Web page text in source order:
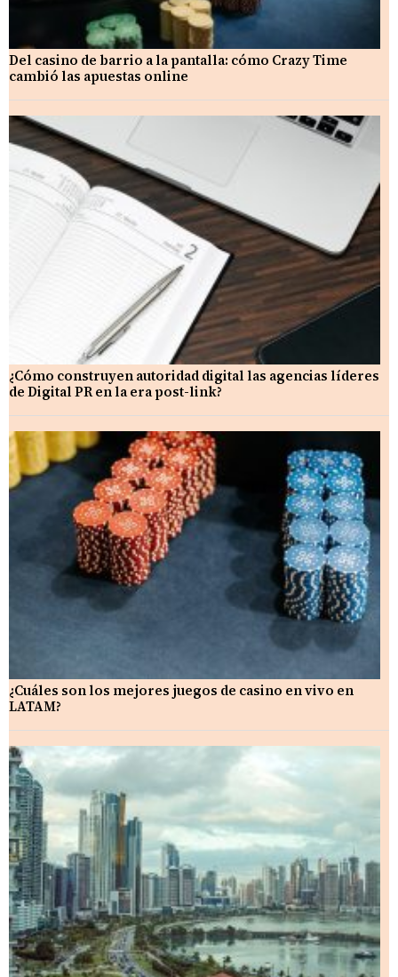
Del casino de barrio a la pantalla: cómo Crazy Time
cambió las apuestas online
¿Cómo construyen autoridad digital las agencias líderes
de Digital PR en la era post-link?
¿Cuáles son los mejores juegos de casino en vivo en
LATAM?